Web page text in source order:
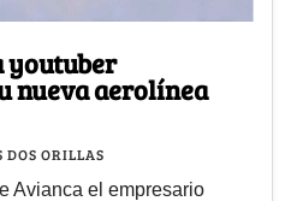
youtuber
nueva aerolínea
DOS ORILLAS
Avianca el empresario